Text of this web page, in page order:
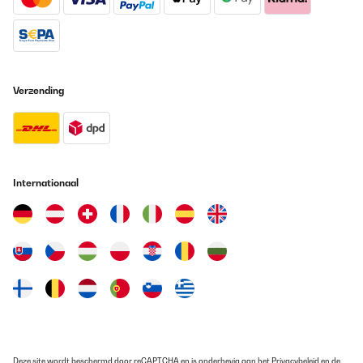
Vertaal
Tolle Verarbeitung würde ich wieder kaufen.
Amazon-Benutzer
Simple a utiliser
Utilisateur d'Amazon
Vertaal
Verzending
Internationaal
Deze site wordt beschermd door reCAPTCHA en is onderhevig aan het Privacybeleid en de